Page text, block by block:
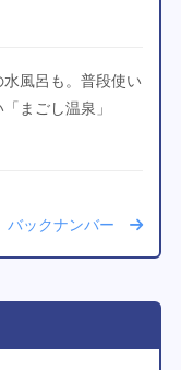
風呂も。普段使い
まごし温泉」
バックナンバー